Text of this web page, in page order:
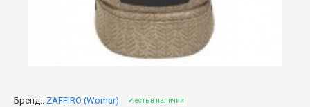
Бренд:: ZAFFIRO (Womar) ✔ есть в наличии